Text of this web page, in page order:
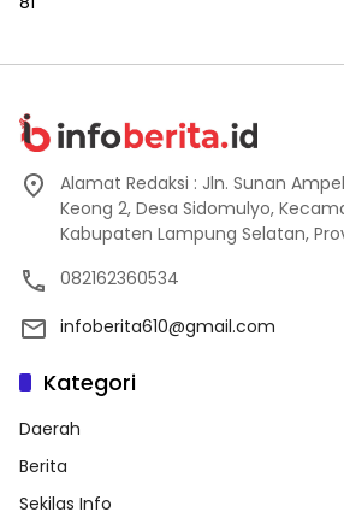
Alamat Redaksi : Jln. Sunan
Keong 2, Desa Sidomulyo,
Kabupaten Lampung Selatan,
082162360534
infoberita610@gmail.com
Kategori
Daerah
Berita
Sekilas Info